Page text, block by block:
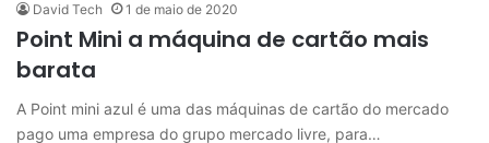
David Tech 1 de maio de 2020
Point Mini a máquina de cartão mais
barata
A Point mini azul é uma das máquinas de cartão do mercado
pago uma empresa do grupo mercado livre, para…